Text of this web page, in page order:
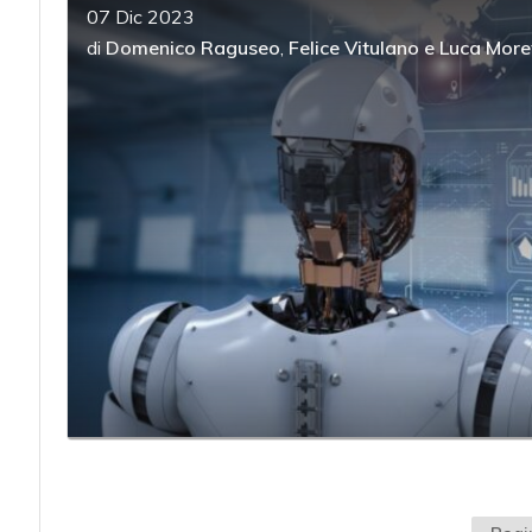
07 Dic 2023
di Domenico Raguseo, Felice Vitulano e Luca